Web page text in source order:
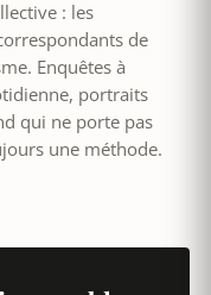
: les
de
Enquêtes à
portraits
qui ne porte pas
une méthode.